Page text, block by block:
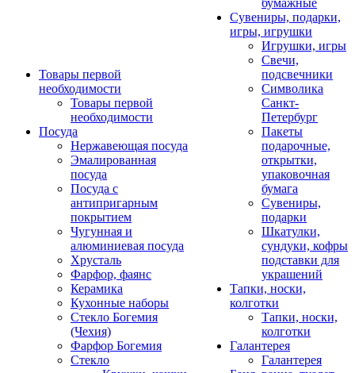
Товары первой
необходимости
Товары первой
необходимости
Посуда
Нержавеющая посуда
Эмалированная
посуда
Посуда с
антипригарным
покрытием
Чугунная и
алюминиевая посуда
Хрусталь
Фарфор, фаянс
Керамика
Кухонные наборы
Стекло Богемия
(Чехия)
Фарфор Богемия
Стекло
бумажные
Сувениры, подарки,
игры, игрушки
Игрушки, игры
Свечи,
подсвечники
Символика
Санкт-
Петербург
Пакеты
подарочные,
открытки,
упаковочная
бумага
Сувениры,
подарки
Шкатулки,
сундуки, кофры
подставки для
украшений
Тапки, носки,
колготки
Тапки, носки,
колготки
Галантерея
Галантерея